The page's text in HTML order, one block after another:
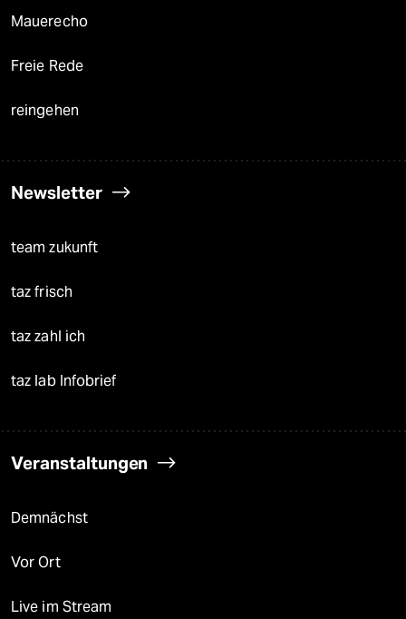
Mauerecho
Freie Rede
reingehen
Newsletter
team zukunft
taz frisch
taz zahl ich
taz lab Infobrief
Veranstaltungen
Demnächst
Vor Ort
Live im Stream